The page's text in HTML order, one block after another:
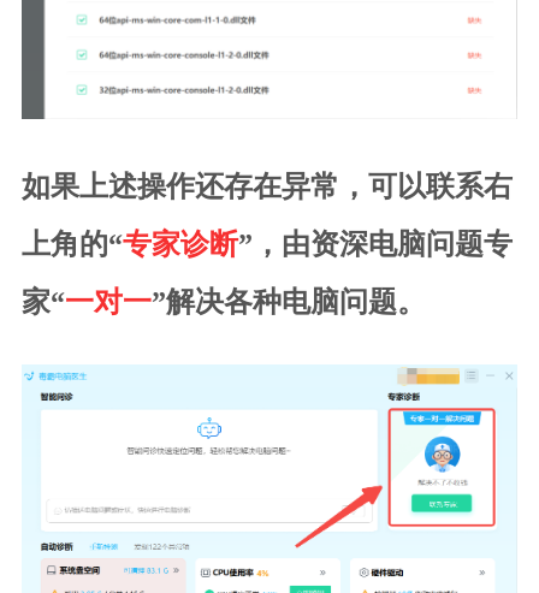
如果上述操作还存在异常，可以联系右
上角的“专家诊断”，由资深电脑问题专
家“一对一”解决各种电脑问题。